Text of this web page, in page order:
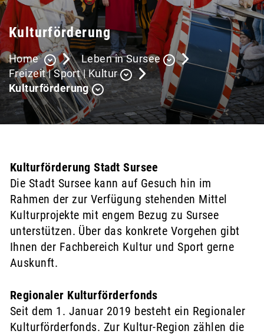
Kulturförderung
Home
Leben in Sursee
Freizeit | Sport | Kultur
Kulturförderung
Kulturförderung Stadt Sursee
Die Stadt Sursee kann auf Gesuch hin im
Rahmen der zur Verfügung stehenden Mittel
Kulturprojekte mit engem Bezug zu Sursee
unterstützen. Über das konkrete Vorgehen gibt
Ihnen der Fachbereich Kultur und Sport gerne
Auskunft.
Regionaler Kulturförderfonds
Seit dem 1. Januar 2019 besteht ein Regionaler
Kulturförderfonds. Zur Kultur-Region zählen die
Zugehörige Objekte